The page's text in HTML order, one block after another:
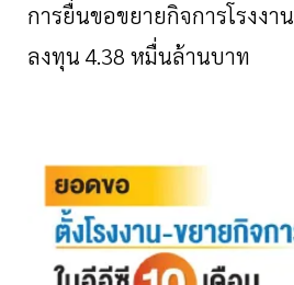
การยื่นขอขยายกิจการโรงงาน
ลงทุน 4.38 หมื่นล้านบาท